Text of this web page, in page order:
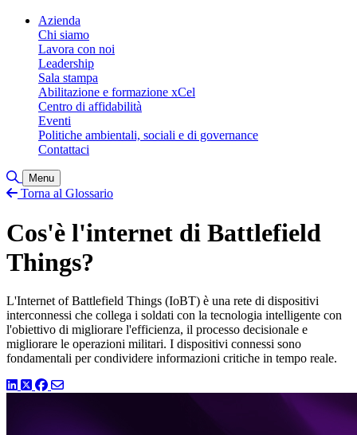
Azienda
Chi siamo
Lavora con noi
Leadership
Sala stampa
Abilitazione e formazione xCel
Centro di affidabilità
Eventi
Politiche ambientali, sociali e di governance
Contattaci
Attiva/disattiva ricerca
Menu
Torna al Glossario
Cos'è l'internet di Battlefield
Things?
L'Internet of Battlefield Things (IoBT) è una rete di dispositivi
interconnessi che collega i soldati con la tecnologia intelligente con
l'obiettivo di migliorare l'efficienza, il processo decisionale e
migliorare le operazioni militari. I dispositivi connessi sono
fondamentali per condividere informazioni critiche in tempo reale.
LinkedIn
TwitterFacebook